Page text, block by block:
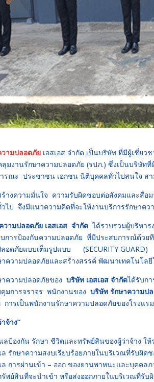
ามปลอดภัย เอสเอส จำกัด เป็นบริษัท ที่มีผู้เชี่ย
มงานรักษาความปลอดภัย (รปภ.) ซึ่งเป็นบริษัท
ารณะ ประชาชน เอกชน นิติบุคคลทั่วไปสนใจ สา
างความมั่นใจ ความรับผิดชอบต่อสังคมและสื่อ
ไป จึงมีแนวความคิดที่จะให้งานบริการรักษาคว
วามปลอดภัย เอสเอส จำกัด ได้รวบรวมผู้บริหา
การป้องกันความปลอดภัย ที่มีประสบการณ์ด้ว
ลอดภัยแบบเต็มรูปแบบ (SECURITY
ความปลอดภัยและสร้างสรรค์ พัฒนาเทคโนโล
ความปลอดภัยของ บริษัท เอสเอส จำกัดได้รับก
มการจราจร พนักงานของ บริษัท รักษาความป
การเป็นพนักงานรักษาความปลอดภัยของโรงแ
จ้าง”
ลป้องกัน รักษา ชีวิตและทรัพย์สินของผู้ว่าจ้าง ใ
รักษาความสงบเรียบร้อยภายในบริเวณที่รับผิด
การผ่านเข้า – ออก ของยานพาหนะและบุคคล
รัพย์สินที่จะนำเข้า หรือส่งออกภายในบริเวณที่รับ